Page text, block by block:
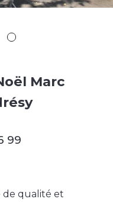
Marc
99
de qualité et